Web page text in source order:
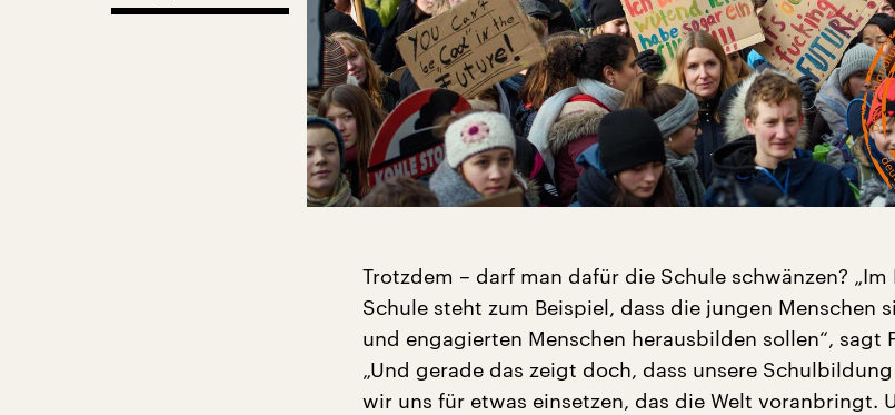
Trotzdem – darf man dafür die Schule schwänzen?
Schule steht zum Beispiel, dass die jungen Menschen
und engagierten Menschen herausbilden sollen“, sagt
„Und gerade das zeigt doch, dass unsere
wir uns für etwas einsetzen, das die Welt voranbringt.